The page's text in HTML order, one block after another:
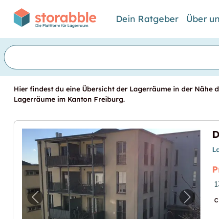
Dein Ratgeber Über
Hier findest du eine Übersicht der Lagerräume in der Nähe
Lagerräume im Kanton Freiburg.
Vorheriges Bild für "Dépôt à louer quartier